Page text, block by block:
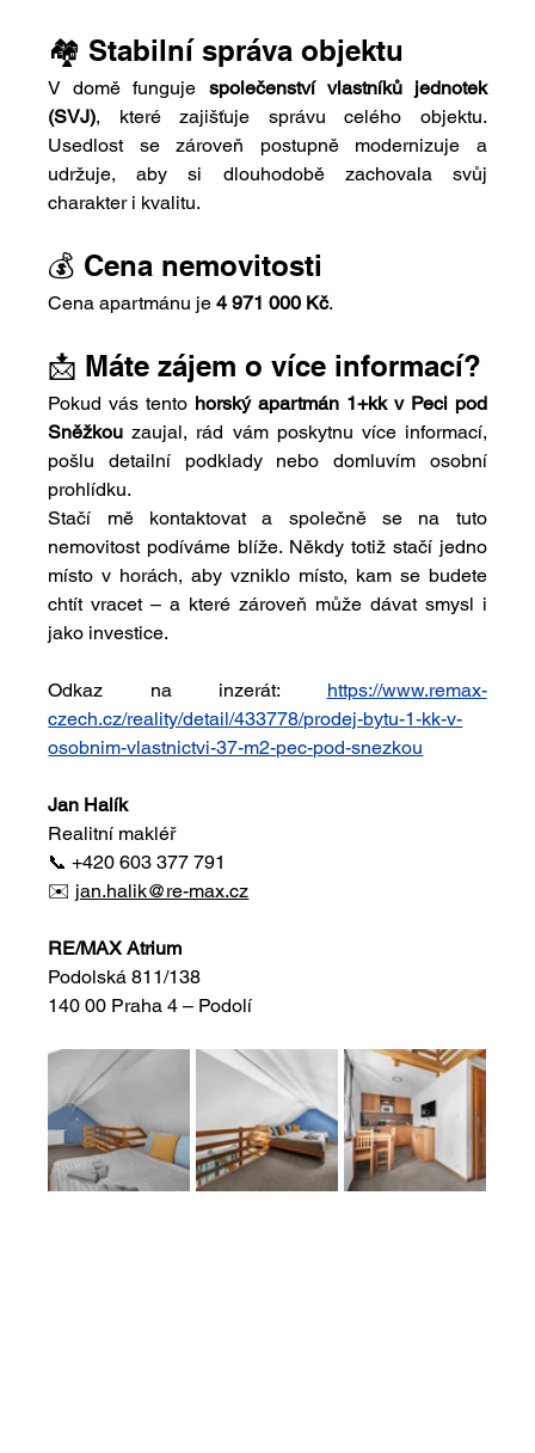
🏘️ Stabilní správa objektu
V domě funguje společenství vlastníků jednotek
(SVJ), které zajišťuje správu celého objektu.
Usedlost se zároveň postupně modernizuje a
udržuje, aby si dlouhodobě zachovala svůj
charakter i kvalitu.
💰 Cena nemovitosti
Cena apartmánu je 4 971 000 Kč.
📩 Máte zájem o více informací?
Pokud vás tento horský apartmán 1+kk v Peci pod
Sněžkou zaujal, rád vám poskytnu více informací,
pošlu detailní podklady nebo domluvím osobní
prohlídku.
Stačí mě kontaktovat a společně se na tuto
nemovitost podíváme blíže. Někdy totiž stačí jedno
místo v horách, aby vzniklo místo, kam se budete
chtít vracet – a které zároveň může dávat smysl i
jako investice.
Odkaz na inzerát: https://www.remax-
czech.cz/reality/detail/433778/prodej-bytu-1-kk-v-
osobnim-vlastnictvi-37-m2-pec-pod-snezkou
Jan Halík
Realitní makléř
📞 +420 603 377 791
✉️ jan.halik@re-max.cz
RE/MAX Atrium
Podolská 811/138
140 00 Praha 4 – Podolí